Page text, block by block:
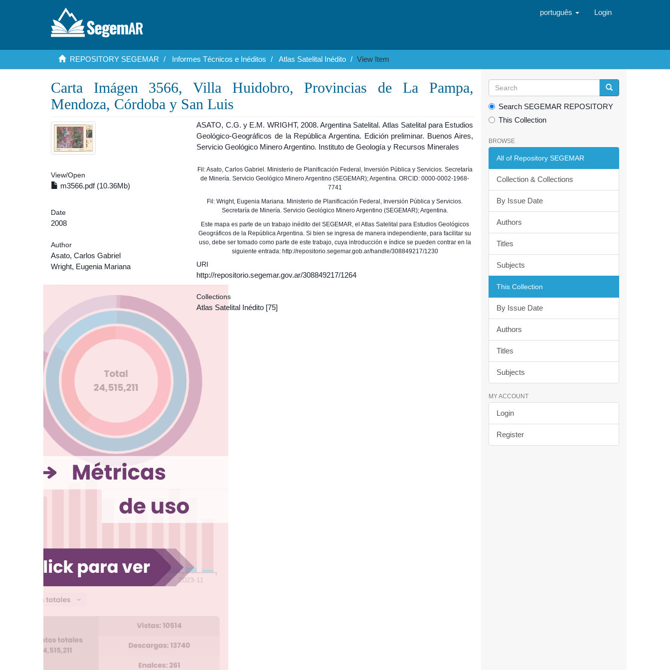
português Login
REPOSITORY SEGEMAR Informes Técnicos e Inéditos Atlas Satelital Inédito View Item
Carta Imágen 3566, Villa Huidobro, Provincias de La Pampa,
Mendoza, Córdoba y San Luis
View/Open
m3566.pdf (10.36Mb)
Date
2008
Author
Asato, Carlos Gabriel
Wright, Eugenia Mariana
ASATO, C.G. y E.M. WRIGHT, 2008. Argentina Satelital. Atlas Satelital para Estudios
Geológico-Geográficos de la República Argentina. Edición preliminar. Buenos Aires,
Servicio Geológico Minero Argentino. Instituto de Geología y Recursos Minerales
Fil: Asato, Carlos Gabriel. Ministerio de Planificación Federal, Inversión Pública y Servicios. Secretaría
de Minería. Servicio Geológico Minero Argentino (SEGEMAR); Argentina. ORCID: 0000-0002-1968-
7741
Fil: Wright, Eugenia Mariana. Ministerio de Planificación Federal, Inversión Pública y Servicios.
Secretaría de Minería. Servicio Geológico Minero Argentino (SEGEMAR); Argentina.
Este mapa es parte de un trabajo inédito del SEGEMAR, el Atlas Satelital para Estudios Geológicos
Geográficos de la República Argentina. Si bien se ingresa de manera independiente, para facilitar su
uso, debe ser tomado como parte de este trabajo, cuya introducción e índice se pueden contrar en la
siguiente entrada: http://repositorio.segemar.gob.ar/handle/308849217/1230
URI
http://repositorio.segemar.gov.ar/308849217/1264
Collections
Atlas Satelital Inédito [75]
Search SEGEMAR REPOSITORY
This Collection
BROWSE
All of Repository SEGEMAR
Collection & Collections
By Issue Date
Authors
Titles
Subjects
This Collection
By Issue Date
Authors
Titles
Subjects
MY ACCOUNT
Login
Register